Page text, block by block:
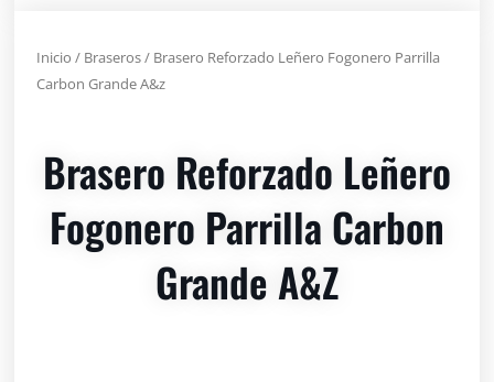
Inicio / Braseros/ Brasero Reforzado Leñero Fogonero Parrilla
Carbon Grande A&z
Brasero Reforzado Leñero
Fogonero Parrilla Carbon
Grande A&z